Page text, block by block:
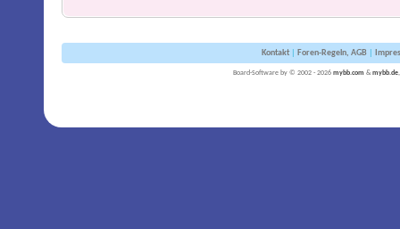
Kontakt| Foren-Regeln, AGB|
Board-Software by © 2002 - 2026 mybb.com & mybb.de